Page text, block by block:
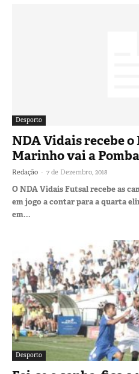
Desporto
NDA Vidais recebe o
Marinho vai a
Redação - 7 de Dezembro, 2018
O NDA Vidais Futsal recebe as
em jogo a contar para a quarta
em...
Desporto